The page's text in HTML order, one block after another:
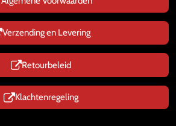
Verzending en Levering
Retourbeleid
Klachtenregeling